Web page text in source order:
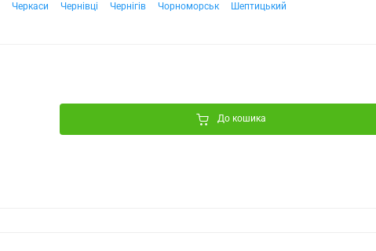
Черкаси Чернівці Чернігів Чорноморськ Шептицький
До кошика